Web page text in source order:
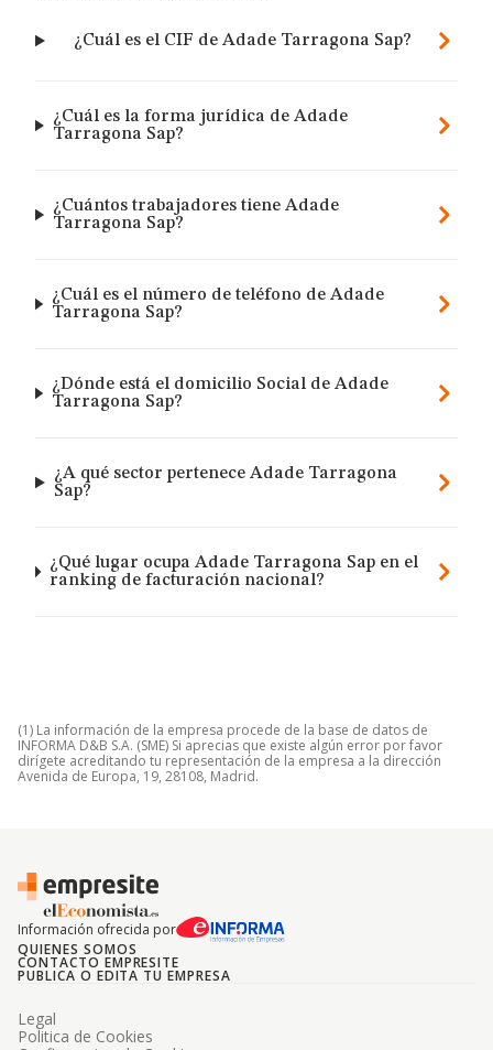
¿Cuál es el CIF de Adade Tarragona Sap?
¿Cuál es la forma jurídica de Adade
Tarragona Sap?
¿Cuántos trabajadores tiene Adade
Tarragona Sap?
¿Cuál es el número de teléfono de Adade
Tarragona Sap?
¿Dónde está el domicilio Social de Adade
Tarragona Sap?
¿A qué sector pertenece Adade Tarragona
Sap?
¿Qué lugar ocupa Adade Tarragona Sap en el
ranking de facturación nacional?
(1) La información de la empresa procede de la base de datos de
INFORMA D&B S.A. (SME) Si aprecias que existe algún error por favor
dirígete acreditando tu representación de la empresa a la dirección
Avenida de Europa, 19, 28108, Madrid.
Información ofrecida por
QUIENES SOMOS
CONTACTO EMPRESITE
PUBLICA O EDITA TU EMPRESA
Legal
Politica de Cookies